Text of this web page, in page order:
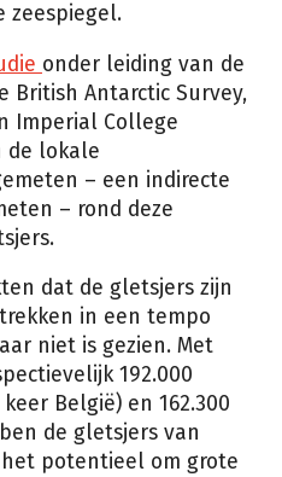
zeespiegel.
onder leiding van de
British Antarctic Survey,
Imperial College
de lokale
– een indirecte
– rond deze
dat de gletsjers zijn
in een tempo
niet is gezien. Met
192.000
België) en 162.300
de gletsjers van
potentieel om grote